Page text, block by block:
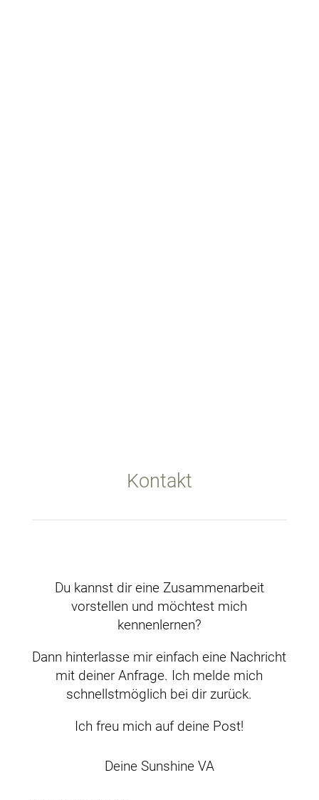
Kontakt
Du kannst dir eine Zusammenarbeit
vorstellen und möchtest mich
kennenlernen?
Dann hinterlasse mir einfach eine Nachricht
mit deiner Anfrage. Ich melde mich
schnellstmöglich bei dir zurück.
Ich freu mich auf deine Post!
Deine Sunshine VA